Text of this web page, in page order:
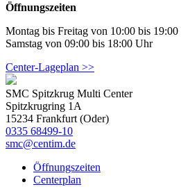
Öffnungszeiten
Montag bis Freitag von 10:00 bis
Samstag von 09:00 bis 18:00 Uhr
Center-Lageplan >>
SMC Spitzkrug Multi Center
Spitzkrugring 1A
15234 Frankfurt (Oder)
0335 68499-10
smc@centim.de
Öffnungszeiten
Centerplan